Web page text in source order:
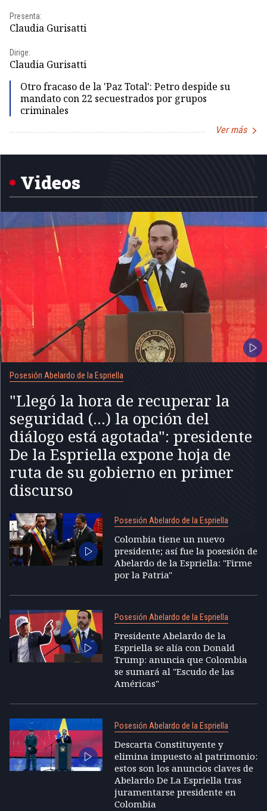
Presenta:
Claudia Gurisatti
Dirige:
Claudia Gurisatti
Otro fracaso de la 'Paz Total': Petro despide su
mandato con 22 secuestrados por grupos
criminales
Ver más
1
Videos
Posesión Abelardo de la Espriella
"Llegó la hora de recuperar la
seguridad (...) la opción del
diálogo está agotada": presidente
De la Espriella expone hoja de
ruta de su gobierno en primer
discurso
Posesión Abelardo de la Espriella
Colombia tiene un nuevo
presidente; así fue la posesión de
Abelardo de la Espriella: "Firme
por la Patria"
Posesión Abelardo de la Espriella
Presidente Abelardo de la
Espriella se alía con Donald
Trump: anuncia que Colombia
se sumará al "Escudo de las
Américas"
Posesión Abelardo de la Espriella
Descarta Constituyente y
elimina impuesto al patrimonio:
estos son los anuncios claves de
Abelardo De La Espriella tras
juramentarse presidente en
Colombia